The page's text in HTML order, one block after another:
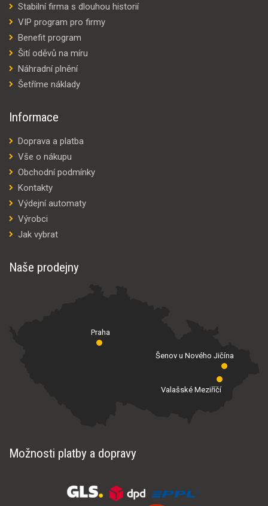
Stabilní firma s dlouhou historií
VIP program pro firmy
Benefit program
Šití oděvů na míru
Náhradní plnění
Šetříme náklady
Informace
Doprava a platba
Vše o nákupu
Obchodní podmínky
Kontakty
Výdejní automaty
Výrobci
Jak vybrat
Naše prodejny
Praha
Valašské Meziříčí
Šenov u Nového Jičína
Možnosti platby a dopravy